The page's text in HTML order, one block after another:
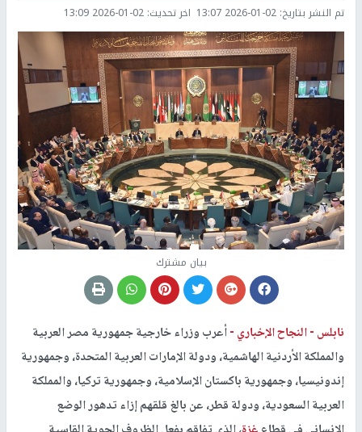
تم النشر بتاريخ: 2026-01-02 13:07 اخر تحديث: 2026-01-02 13:09
بيان مشترك
نابلس -النجاح الإخباري -أعرب وزراء خارجية جمهورية مصر العربية
والمملكة الأردنية الهاشمية، ودولة الإمارات العربية المتحدة، وجمهورية
إندونيسيا، وجمهورية باكستان الإسلامية، وجمهورية تركيا، والمملكة
العربية السعودية، ودولة قطر، عن بالغ قلقهم إزاء تدهور الوضع